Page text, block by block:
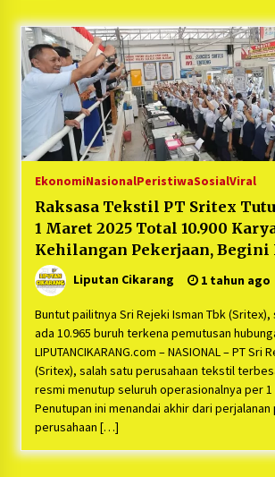
5 bulan ago
PNM Hadir dalam Setiap
Aura Farming yang Viral
Nasabah PNM Mekaar
1 tahun ago
Duh Kacau Banget, Karena
Fasilitas yang Sesuai, Para
Sebelum Waktunya
1 tahun ago
Kartini Penggerak
Bukit Berlian
1 tahun ago
PNM Berangkatkan Ratusan
Aman Sampai Tujuan BUMN
1 tahun ago
Ketua Umum Jurpala KOSMI
Bayu Nugraha, S.H,
Support Camat
EkonomiNasionalPeristiwaSosialViral
Raksasa Tekstil PT Sritex
1 Maret 2025 Total 10.900
Kehilangan Pekerjaan,
Awal Kebangkrutannya
Liputan Cikarang 1 tahun ago
Buntut pailitnya Sri Rejeki Isman Tbk (Sritex),
ada 10.965 buruh terkena pemutusan
LIPUTANCIKARANG.com – NASIONAL – PT Sri
(Sritex), salah satu perusahaan tekstil
resmi menutup seluruh operasionalnya per 1
Penutupan ini menandai akhir dari perjalanan
perusahaan […]